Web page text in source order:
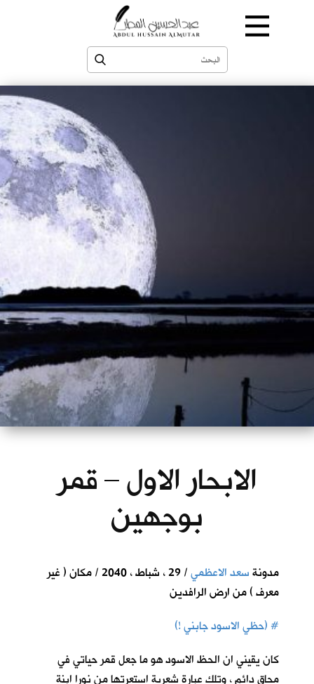
الابحار الاول – قمر
بوجهين
مدونةسعد الاعظمي
/ 29 ، شباط ، 2040 / مكان ( غير
معرف ) من ارض الرافدين
#(حظي الاسود جابني !)
كان يقيني ان الحظ الاسود هو ما جعل قمر حياتي في
محاق دائم ، وتلك عبارة شعرية استعرتها من نورا ابنة